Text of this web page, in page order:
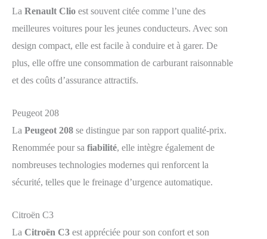
La Renault Clio est souvent citée comme l’une des
meilleures voitures pour les jeunes conducteurs. Avec son
design compact, elle est facile à conduire et à garer. De
plus, elle offre une consommation de carburant raisonnable
et des coûts d’assurance attractifs.
Peugeot 208
La Peugeot 208 se distingue par son rapport qualité-prix.
Renommée pour sa fiabilité, elle intègre également de
nombreuses technologies modernes qui renforcent la
sécurité, telles que le freinage d’urgence automatique.
Citroën C3
La Citroën C3 est appréciée pour son confort et son